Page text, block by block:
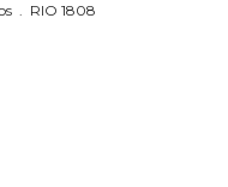
. RIO 1808